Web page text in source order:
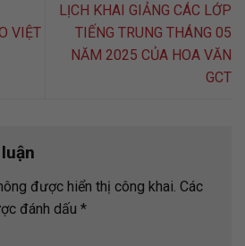
VIỆT
LỊCH KHAI GIẢNG CÁC LỚP
TIẾNG TRUNG THÁNG 05
NĂM 2025 CỦA HOA VĂN
GCT
được hiển thị công khai. Các
đánh dấu *